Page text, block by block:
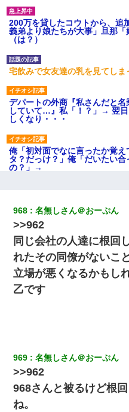
200万を貸したコウトから、追
義弟より娘たちが大事」旦那
（は？）
宅飲みで女友達の乳を見てしま
デパートの外商『私さんだと
していて…』私「！？」→ 翌
しくなり・・・
俺「初対面でなに言ったか覚
タ？だっけ？」俺「だいたい
の？」→
「…」A「夫を一発殴らせてほ
ナンパにほいほい付いていっ
【唖然】帰宅したら旦那のス
立つし、すぐ見つかるかもし
さんご存じですか？』
ｗ
新築の家で。クラクラするく
嫁＆娘「そんな匂いしない…」
ークですね！」俺（！？）
968 名無しさん＠おーぷん
>>962
同じ会社の人達に根回
れたその同僚がないこ
立場が悪くなるかもし
乙です
969 名無しさん＠おーぷん
>>962
968さんと被るけど根
ね。